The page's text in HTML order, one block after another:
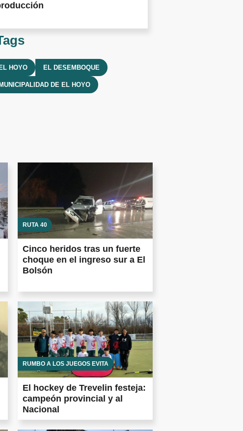
EL HOYO EL DESEMBOQUE
MUNICIPALIDAD DE EL HOYO
RUTA 40
Cinco heridos tras un fuerte
choque en el ingreso sur a El
Bolsón
RUMBO A LOS JUEGOS EVITA
El hockey de Trevelin festeja:
campeón provincial y al
Nacional